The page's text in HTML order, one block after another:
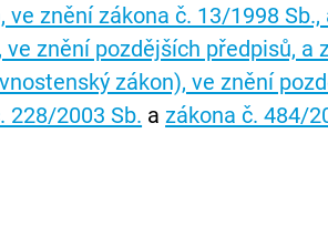
znění zákona č. 13/1998 Sb.,
znění pozdějších předpisů, a
zákon), ve znění
228/2003 Sb. a zákona č. 484/